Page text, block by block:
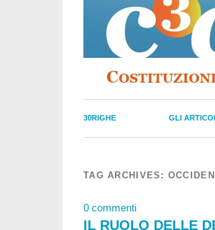
30RIGHE GLI
TAG ARCHIVES:
0 commenti
IL RUOLO DELLE